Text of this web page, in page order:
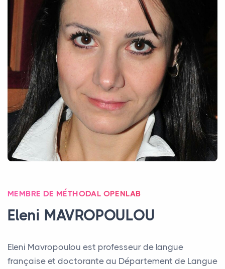
MEMBRE DE MÉTHODAL OPENLAB
Eleni MAVROPOULOU
Eleni Mavropoulou est professeur de langue
française et doctorante au Département de Langue